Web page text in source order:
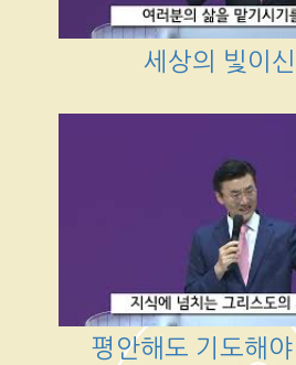
세상의 빛이
평안해도 기도해